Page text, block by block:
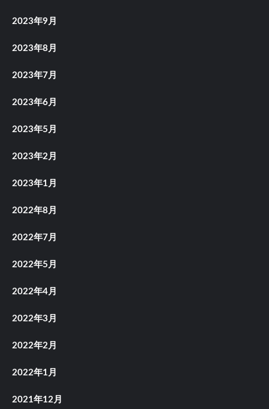
2023年9月
2023年8月
2023年7月
2023年6月
2023年5月
2023年2月
2023年1月
2022年8月
2022年7月
2022年5月
2022年4月
2022年3月
2022年2月
2022年1月
2021年12月